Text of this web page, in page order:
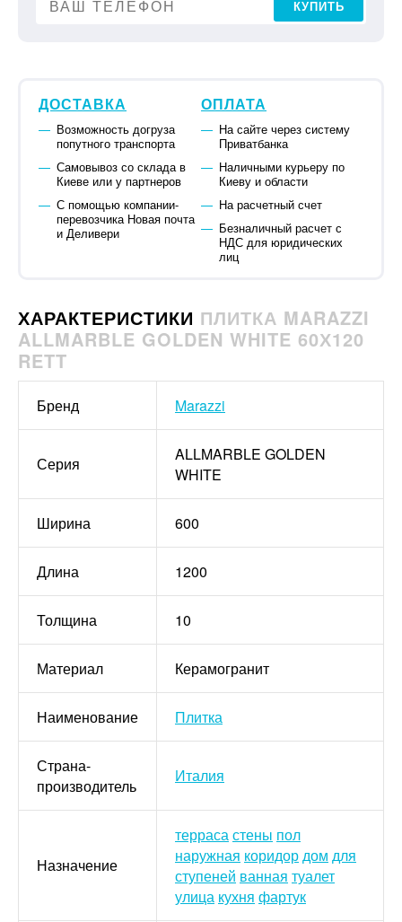
КУПИТЬ
ДОСТАВКА
Возможность догруза
попутного транспорта
Самовывоз со склада в
Киеве или у партнеров
С помощью компании-
перевозчика Новая почта
и Деливери
ОПЛАТА
На сайте через систему
Приватбанка
Наличными курьеру по
Киеву и области
На расчетный счет
Безналичный расчет с
НДС для юридических
лиц
ХАРАКТЕРИСТИКИ ПЛИТКА MARAZZI
ALLMARBLE GOLDEN WHITE 60Х120
RETT
Бренд Marazzi
Серия
ALLMARBLE GOLDEN
WHITE
Ширина 600
Длина 1200
Толщина 10
Материал Керамогранит
Наименование Плитка
Страна-
производитель
Италия
Назначение
террасастены пол
наружная коридордом для
ступеней ванная туалет
улица кухня фартук